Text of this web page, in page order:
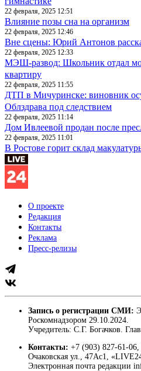
22 февраля, 2025 12:51
Влияние позы сна на организм
22 февраля, 2025 12:46
Вне сцены: Юрий Антонов
22 февраля, 2025 12:33
МЭШ-развод: Школьник отдал
квартиру
22 февраля, 2025 11:55
ДТП в Мичуринске: виновник
Облздрава под следствием
22 февраля, 2025 11:14
Дом Ивлеевой продан после
22 февраля, 2025 11:01
В Ростове горит склад
О проекте
Редакция
Контакты
Реклама
Пресс-релизы
Запись о регистрации СМИ:
Роскомнадзором 29.10.2024.
Учредитель: С.Г. Богачков.
Контакты: +7 (903) 827-61-
Очаковская ул., 47Ас1,
Электронная почта редакции